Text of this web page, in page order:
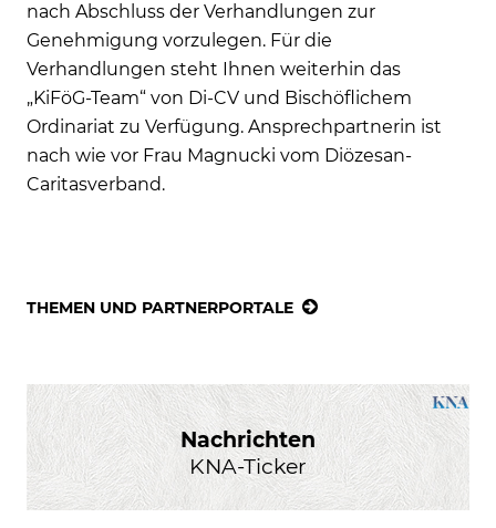
nach Abschluss der Verhandlungen zur
Genehmigung vorzulegen. Für die
Verhandlungen steht Ihnen weiterhin das
„KiFöG-Team“ von Di-CV und Bischöflichem
Ordinariat zu Verfügung. Ansprechpartnerin ist
nach wie vor Frau Magnucki vom Diözesan-
Caritasverband.
THEMEN UND PARTNERPORTALE
Nachrichten
KNA-Ticker